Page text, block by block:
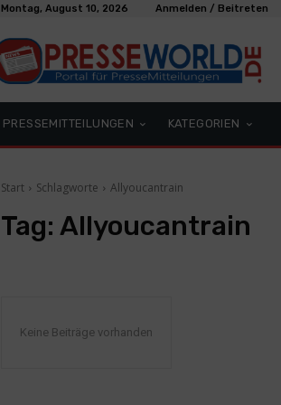
Montag, August 10, 2026 Anmelden / Beitreten
PRESSEMITTEILUNGEN KATEGORIEN
Start Schlagworte Allyoucantrain
Tag: Allyoucantrain
Keine Beiträge vorhanden